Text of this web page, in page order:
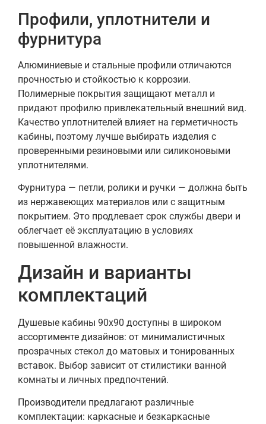
Профили, уплотнители и
фурнитура
Алюминиевые и стальные профили отличаются
прочностью и стойкостью к коррозии.
Полимерные покрытия защищают металл и
придают профилю привлекательный внешний вид.
Качество уплотнителей влияет на герметичность
кабины, поэтому лучше выбирать изделия с
проверенными резиновыми или силиконовыми
уплотнителями.
Фурнитура — петли, ролики и ручки — должна быть
из нержавеющих материалов или с защитным
покрытием. Это продлевает срок службы двери и
облегчает её эксплуатацию в условиях
повышенной влажности.
Дизайн и варианты
комплектаций
Душевые кабины 90х90 доступны в широком
ассортименте дизайнов: от минималистичных
прозрачных стекол до матовых и тонированных
вставок. Выбор зависит от стилистики ванной
комнаты и личных предпочтений.
Производители предлагают различные
комплектации: каркасные и безкаркасные